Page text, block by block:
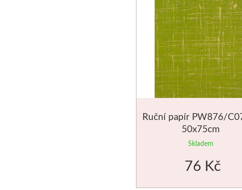
Ruční papír PW876/
50x75cm
Skladem
76 Kč